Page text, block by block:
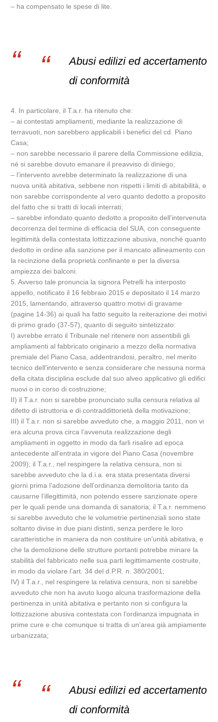
– ha compensato le spese di lite.
Abusi edilizi ed accertamento
di conformità
4. In particolare, il T.a.r. ha ritenuto che:
– ai contestati ampliamenti, mediante la realizzazione di
terravuoti, non sarebbero applicabili i benefici del cd. Piano
Casa;
– non sarebbe necessario il parere della Commissione edilizia,
né si sarebbe dovuto emanare il preavviso di diniego;
– l’intervento avrebbe determinato la realizzazione di una
nuova unità abitativa, sebbene non rispetti i limiti di abitabilità, e
non sarebbe corrispondente al vero quanto dedotto a proposito
del fatto che si tratti di locali interrati;
– sarebbe infondato quanto dedotto a proposito dell’intervenuta
decorrenza del termine di efficacia del SUA, con conseguente
legittimità della contestata lottizzazione abusiva, nonché quanto
dedotto in ordine alla sanzione per il mancato allineamento con
la recinzione della proprietà confinante e per la diversa
ampiezza dei balconi.
5. Avverso tale pronuncia la signora Petrelli ha interposto
appello, notificato il 16 febbraio 2015 e depositato il 14 marzo
2015, lamentando, attraverso quattro motivi di gravame
(pagine 14-36) ai quali ha fatto seguito la reiterazione dei motivi
di primo grado (37-57), quanto di seguito sintetizzato:
I) avrebbe errato il Tribunale nel ritenere non assentibili gli
ampliamenti al fabbricato originario a mezzo della normativa
premiale del Piano Casa, addentrandosi, peraltro, nel merito
tecnico dell’intervento e senza considerare che nessuna norma
della citata disciplina esclude dal suo alveo applicativo gli edifici
nuovi o in corso di costruzione;
II) il T.a.r. non si sarebbe pronunciato sulla censura relativa al
difetto di istruttoria e di contraddittorietà della motivazione;
III) il T.a.r. non si sarebbe avveduto che, a maggio 2011, non vi
era alcuna prova circa l’avvenuta realizzazione degli
ampliamenti in oggetto in modo da farli risalire ad epoca
antecedente all’entrata in vigore del Piano Casa (novembre
2009); il T.a.r., nel respingere la relativa censura, non si
sarebbe avveduto che la d.i.a. era stata presentata diversi
giorni prima l’adozione dell’ordinanza demolitoria tanto da
causarne l’illegittimità, non potendo essere sanzionate opere
per le quali pende una domanda di sanatoria; il T.a.r. nemmeno
si sarebbe avveduto che le volumetrie pertinenziali sono state
soltanto divise in due piani distinti, senza perdere le loro
caratteristiche in maniera da non costituire un’unità abitativa, e
che la demolizione delle strutture portanti potrebbe minare la
stabilità del fabbricato nelle sua parti legittimamente costruite,
in modo da violare l’art. 34 del d.P.R. n. 380/2001;
IV) il T.a.r., nel respingere la relativa censura, non si sarebbe
avveduto che non ha avuto luogo alcuna trasformazione della
pertinenza in unità abitativa e pertanto non si configura la
lottizzazione abusiva contestata con l’ordinanza impugnata in
prime cure e che comunque si tratta di un’area già ampiamente
urbanizzata;
Abusi edilizi ed accertamento
di conformità